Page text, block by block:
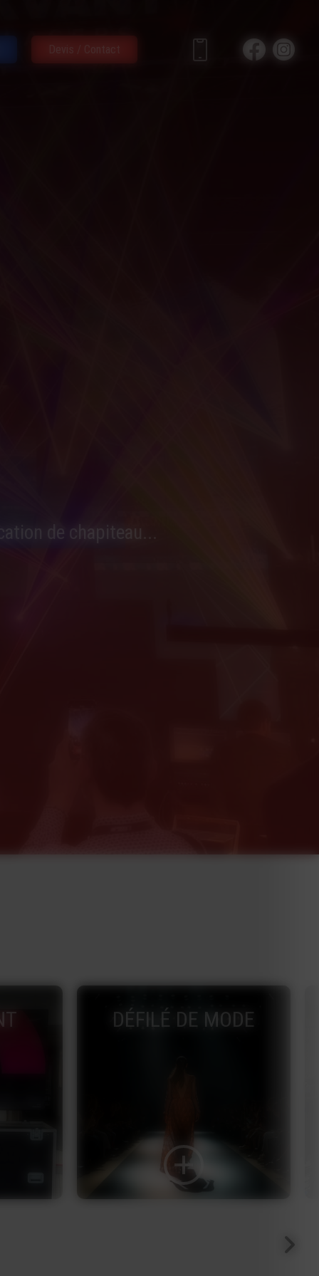
de chapiteau...
SONORISATION